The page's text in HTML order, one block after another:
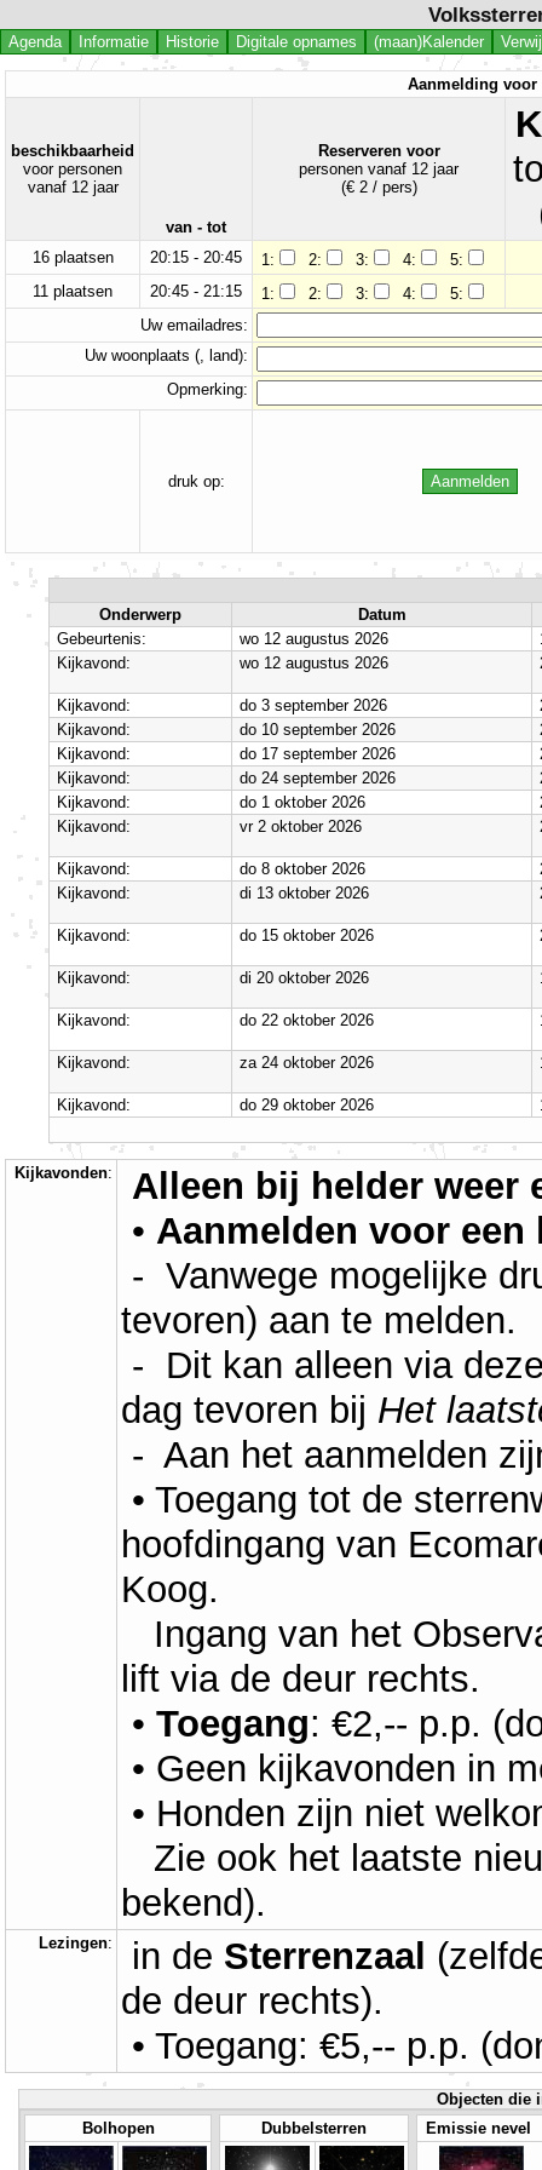
Agenda Informatie Historie Digitale opnames (maan)Kalender
Aanmelding
beschikbaarheid
voor personen
vanaf 12 jaar
van - tot
Reserveren voor
personen vanaf 12 jaar
(€ 2 / pers)
16 plaatsen 20:15 - 20:45 1: 2: 3: 4:
5:
11 plaatsen
20:45 - 21:15 1: 2: 3: 4:
5:
Uw emailadres:
Uw woonplaats (, land):
Opmerking:
druk op:
Onderwerp
Datum
Gebeurtenis:
wo 12 augustus 2026
Kijkavond:
wo 12 augustus 2026
Kijkavond: do 3 september 2026
Kijkavond:
do 10 september 2026
Kijkavond:
do 17 september 2026
Kijkavond:
do 24 september 2026
Kijkavond:
do 1 oktober 2026
Kijkavond:
vr 2 oktober 2026
Kijkavond: do 8 oktober 2026
Kijkavond:
di 13 oktober 2026
Kijkavond: do 15 oktober 2026
Kijkavond: di 20 oktober 2026
Kijkavond: do 22 oktober 2026
Kijkavond: za 24 oktober 2026
Kijkavond: do 29 oktober 2026
Kijkavonden:
Alleen bij helder weer
• Aanmelden voor
- Vanwege mogelijke
tevoren) aan te melden.
- Dit kan alleen via
dag tevoren bij Het
- Aan het aanmelden
• Toegang tot de
hoofdingang van
Koog.
Ingang van het
lift via de deur rechts.
• Toegang: €2,-- p.p.
• Geen kijkavonden in
• Honden zijn niet
Zie ook het laatste
bekend).
Lezingen: in de Sterrenzaal
de deur rechts).
• Toegang: €5,-- p.p.
Objecten die
Bolhopen
Dubbelsterren Emissie nevel